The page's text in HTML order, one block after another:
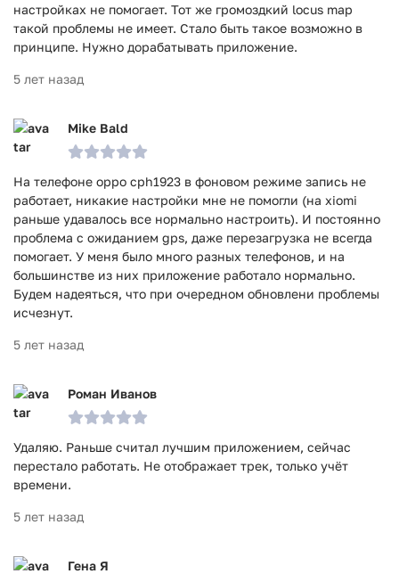
настройках не помогает. Тот же громоздкий locus map
такой проблемы не имеет. Стало быть такое возможно в
принципе. Нужно дорабатывать приложение.
5 лет назад
Mike Bald
На телефоне oppo cph1923 в фоновом режиме запись не
работает, никакие настройки мне не помогли (на xiomi
раньше удавалось все нормально настроить). И постоянно
проблема с ожиданием gps, даже перезагрузка не всегда
помогает. У меня было много разных телефонов, и на
большинстве из них приложение работало нормально.
Будем надеяться, что при очередном обновлени проблемы
исчезнут.
5 лет назад
Роман Иванов
Удаляю. Раньше считал лучшим приложением, сейчас
перестало работать. Не отображает трек, только учёт
времени.
5 лет назад
Гена Я